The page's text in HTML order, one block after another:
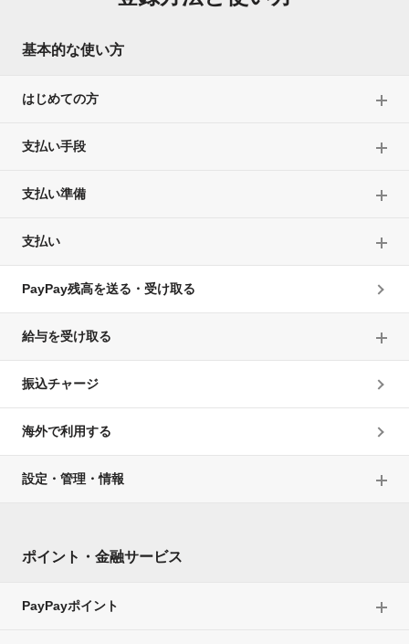
電話料金のお支払い、PayPay商品券でのお支払いは付与対象外です。
適用について
「付与対象となるお取引（対象取引）」欄記載の対象取
引以外の取引には適用されません。
対しては、「マイナポイント事業による付与」に加え、
ます。なお、「マイナポイント事業による付与」による
Alipay（支付宝）アプリを利用してPayPayのQRコード
を読み込み決済した場合は、「マイナポイント事業によ
る付与」は適用されません（PayPay利用特典の適用も
マイナポイントとしてのPayPayポイントが付与されない場
次の場合には、当社、国および事務局（マイナポイント
い、以下同じ）は、当該お客様に対してマイナポイント
決済サービスの登録が行われた場合およびお客様が
マイキーIDの登録または対象キャッシュレス決済サ
の他登録手続の不備があった場合
基本的な使い方
はじめての方
支払い手段
支払い準備
支払い
PayPay残高を送る・受け取る
給与を受け取る
振込チャージ
海外で利用する
設定・管理・情報
ポイント・金融サービス
PayPayポイント